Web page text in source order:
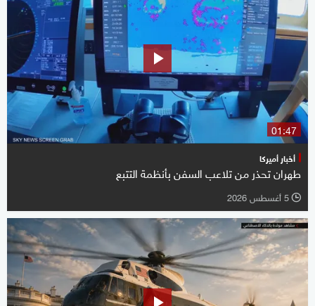
01:47
أخبار أميركا
طهران تحذر من تلاعب السفن بأنظمة التتبع
l 5 أغسطس 2026